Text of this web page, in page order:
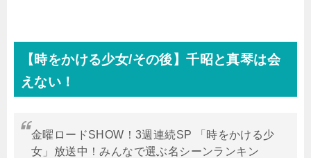
【時をかける少女/その後】千昭と真琴は会
えない！
金曜ロードSHOW！3週連続SP 「時をかける少
女」放送中！みんなで選ぶ名シーンランキン